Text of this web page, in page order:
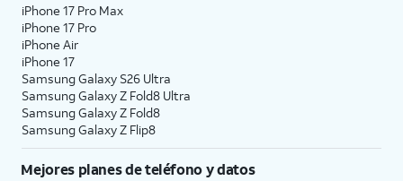
iPhone 17 Pro Max
iPhone 17 Pro
iPhone Air
iPhone 17
Samsung Galaxy S26 Ultra
Samsung Galaxy Z Fold8 Ultra
Samsung Galaxy Z Fold8
Samsung Galaxy Z Flip8
Mejores planes de teléfono y datos